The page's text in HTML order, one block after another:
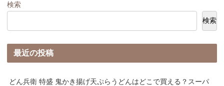
検索
検索
最近の投稿
どん兵衛 特盛 鬼かき揚げ天ぷらうどんはどこで買える？スーパ